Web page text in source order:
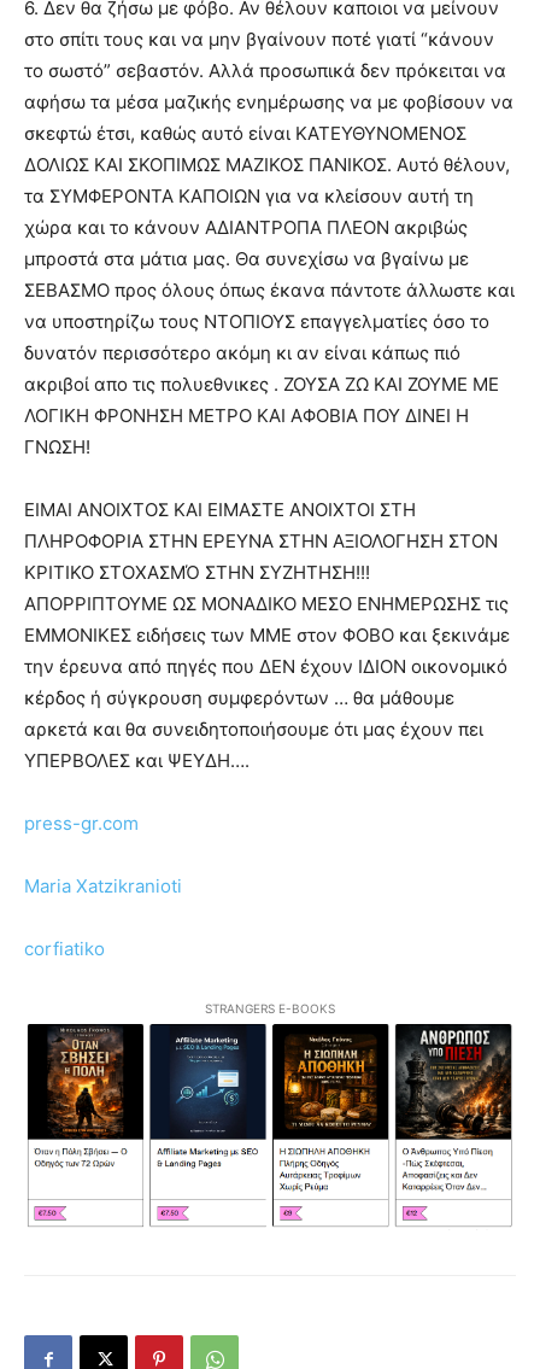
6. Δεν θα ζήσω με φόβο. Αν θέλουν καποιοι να μείνουν
στο σπίτι τους και να μην βγαίνουν ποτέ γιατί “κάνουν
το σωστό” σεβαστόν. Αλλά προσωπικά δεν πρόκειται να
αφήσω τα μέσα μαζικής ενημέρωσης να με φοβίσουν να
σκεφτώ έτσι, καθώς αυτό είναι ΚΑΤΕΥΘΥΝΟΜΕΝΟΣ
ΔΟΛΙΩΣ ΚΑΙ ΣΚΟΠΙΜΩΣ ΜΑΖΙΚΟΣ ΠΑΝΙΚΟΣ. Αυτό θέλουν,
τα ΣΥΜΦΕΡΟΝΤΑ ΚΑΠΟΙΩΝ για να κλείσουν αυτή τη
χώρα και το κάνουν ΑΔΙΑΝΤΡΟΠΑ ΠΛΕΟΝ ακριβώς
μπροστά στα μάτια μας. Θα συνεχίσω να βγαίνω με
ΣΕΒΑΣΜΟ προς όλους όπως έκανα πάντοτε άλλωστε και
να υποστηρίζω τους ΝΤΟΠΙΟΥΣ επαγγελματίες όσο το
δυνατόν περισσότερο ακόμη κι αν είναι κάπως πιό
ακριβοί απο τις πολυεθνικες . ΖΟΥΣΑ ΖΩ ΚΑΙ ΖΟΥΜΕ ΜΕ
ΛΟΓΙΚΗ ΦΡΟΝΗΣΗ ΜΕΤΡΟ ΚΑΙ ΑΦΟΒΙΑ ΠΟΥ ΔΙΝΕΙ Η
ΓΝΩΣΗ!
ΕΙΜΑΙ ΑΝΟΙΧΤΟΣ ΚΑΙ ΕΙΜΑΣΤΕ ΑΝΟΙΧΤΟΙ ΣΤΗ
ΠΛΗΡΟΦΟΡΙΑ ΣΤΗΝ ΕΡΕΥΝΑ ΣΤΗΝ ΑΞΙΟΛΟΓΗΣΗ ΣΤΟΝ
ΚΡΙΤΙΚΟ ΣΤΟΧΑΣΜΌ ΣΤΗΝ ΣΥΖΗΤΗΣΗ!!!
ΑΠΟΡΡΙΠΤΟΥΜΕ ΩΣ ΜΟΝΑΔΙΚΟ ΜΕΣΟ ΕΝΗΜΕΡΩΣΗΣ τις
ΕΜΜΟΝΙΚΕΣ ειδήσεις των ΜΜΕ στον ΦΟΒΟ και ξεκινάμε
την έρευνα από πηγές που ΔΕΝ έχουν ΙΔΙΟΝ οικονομικό
κέρδος ή σύγκρουση συμφερόντων … θα μάθουμε
αρκετά και θα συνειδητοποιήσουμε ότι μας έχουν πει
ΥΠΕΡΒΟΛΕΣ και ΨΕΥΔΗ….
press-gr.com
Maria Xatzikranioti
corfiatiko
STRANGERS E-BOOKS